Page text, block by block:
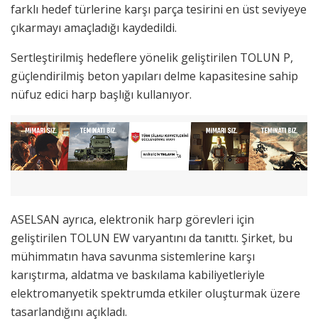
farklı hedef türlerine karşı parça tesirini en üst seviyeye
çıkarmayı amaçladığı kaydedildi.
Sertleştirilmiş hedeflere yönelik geliştirilen TOLUN P,
güçlendirilmiş beton yapıları delme kapasitesine sahip
nüfuz edici harp başlığı kullanıyor.
ASELSAN ayrıca, elektronik harp görevleri için
geliştirilen TOLUN EW varyantını da tanıttı. Şirket, bu
mühimmatın hava savunma sistemlerine karşı
karıştırma, aldatma ve baskılama kabiliyetleriyle
elektromanyetik spektrumda etkiler oluşturmak üzere
tasarlandığını açıkladı.